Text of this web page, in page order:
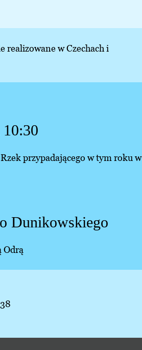
realizowane w Czechach i
przypadającego w tym roku w
Dunikowskiego
Odrą